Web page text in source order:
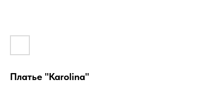
Платье "Karolina"